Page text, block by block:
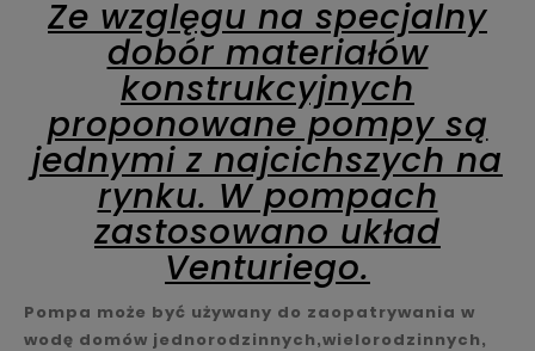
Ze wzglęgu na specjalny
dobór materiałów
konstrukcyjnych
proponowane pompy są
jednymi z najcichszych na
rynku. W pompach
zastosowano układ
Venturiego.
Pompa może być używany do zaopatrywania w
wodę domów jednorodzinnych,wielorodzinnych,